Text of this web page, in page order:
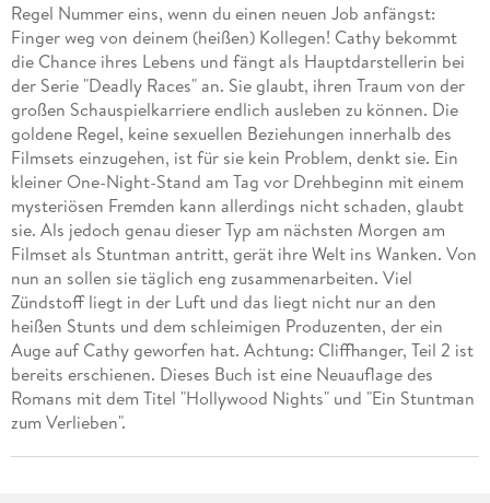
Regel Nummer eins, wenn du einen neuen Job anfängst:
Finger weg von deinem (heißen) Kollegen! Cathy bekommt
die Chance ihres Lebens und fängt als Hauptdarstellerin bei
der Serie "Deadly Races" an. Sie glaubt, ihren Traum von der
großen Schauspielkarriere endlich ausleben zu können. Die
goldene Regel, keine sexuellen Beziehungen innerhalb des
Filmsets einzugehen, ist für sie kein Problem, denkt sie. Ein
kleiner One-Night-Stand am Tag vor Drehbeginn mit einem
mysteriösen Fremden kann allerdings nicht schaden, glaubt
sie. Als jedoch genau dieser Typ am nächsten Morgen am
Filmset als Stuntman antritt, gerät ihre Welt ins Wanken. Von
nun an sollen sie täglich eng zusammenarbeiten. Viel
Zündstoff liegt in der Luft und das liegt nicht nur an den
heißen Stunts und dem schleimigen Produzenten, der ein
Auge auf Cathy geworfen hat. Achtung: Cliffhanger, Teil 2 ist
bereits erschienen. Dieses Buch ist eine Neuauflage des
Romans mit dem Titel "Hollywood Nights" und "Ein Stuntman
zum Verlieben".